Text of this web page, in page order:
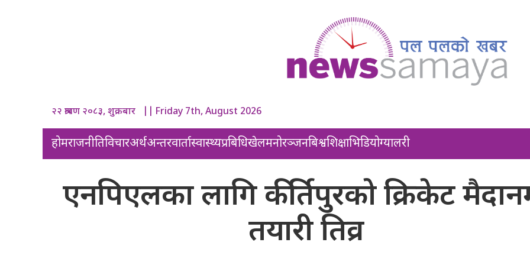
२२ श्रावण २०८३, शुक्रबार || Friday 7th, August 2026
होमराजनीतिविचारअर्थअन्तरवार्तास्वास्थ्यप्रबिधिखेलमनोरञ्जनबिश्वशिक्षाभिडियोग्यालरी
एनपिएलका लागि कीर्तिपुरको क्रिकेट
तयारी तिव्र